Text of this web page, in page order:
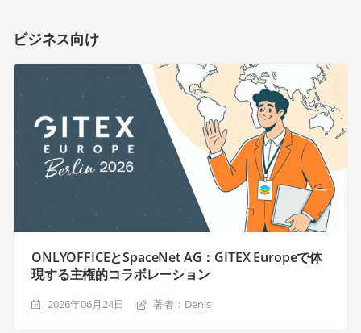
ビジネス向け
ONLYOFFICEとSpaceNet AG：GITEX Europeで体
現する主権的コラボレーション
2026年06月24日 著者：Denis